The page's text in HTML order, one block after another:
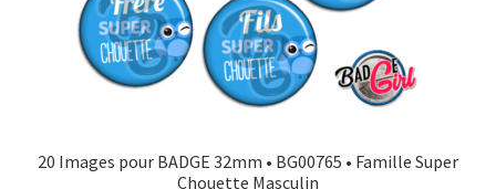
20 Images pour BADGE 32mm • BG00765 • Famille Super
Chouette Masculin